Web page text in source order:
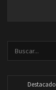
Destacado